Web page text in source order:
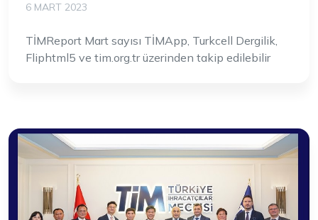
6 MART 2023
TİMReport Mart sayısı TİMApp, Turkcell Dergilik,
Fliphtml5 ve tim.org.tr üzerinden takip edilebilir